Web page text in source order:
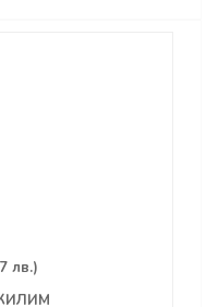
лв.)